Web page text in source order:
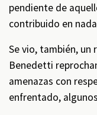
pendiente de
contribuido en
Se vio, también, un
Benedetti
amenazas con
enfrentado,